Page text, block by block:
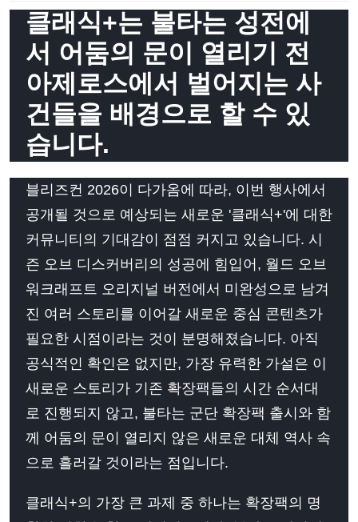
클래식+는 불타는 성전에
서 어둠의 문이 열리기 전
아제로스에서 벌어지는 사
건들을 배경으로 할 수 있
습니다.
블리즈컨 2026이 다가옴에 따라, 이번 행사에서
공개될 것으로 예상되는 새로운 '클래식+'에 대한
커뮤니티의 기대감이 점점 커지고 있습니다. 시
즌 오브 디스커버리의 성공에 힘입어, 월드 오브
워크래프트 오리지널 버전에서 미완성으로 남겨
진 여러 스토리를 이어갈 새로운 중심 콘텐츠가
필요한 시점이라는 것이 분명해졌습니다. 아직
공식적인 확인은 없지만, 가장 유력한 가설은 이
새로운 스토리가 기존 확장팩들의 시간 순서대
로 진행되지 않고, 불타는 군단 확장팩 출시와 함
께 어둠의 문이 열리지 않은 새로운 대체 역사 속
으로 흘러갈 것이라는 점입니다.
클래식+의 가장 큰 과제 중 하나는 확장팩의 명